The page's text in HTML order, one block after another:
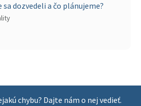
sa dozvedeli a čo plánujeme?
chybu? Dajte nám o nej vedieť.